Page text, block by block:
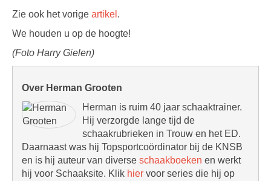
Zie ook het vorige artikel .
We houden u op de hoogte!
(Foto Harry Gielen)
Over Herman Grooten
Herman is ruim 40 jaar schaaktrainer.
Hij verzorgde lange tijd de
schaakrubrieken in Trouw en het ED.
Daarnaast was hij Topsportcoördinator bij de KNSB
en is hij auteur van diverse schaakboeken en werkt
hij voor Schaaksite. Klik hier voor series die hij op